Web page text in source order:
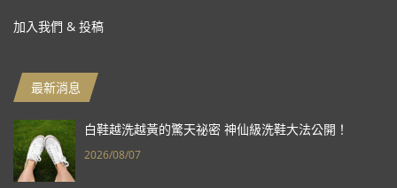
加入我們 & 投稿
最新消息
白鞋越洗越黃的驚天祕密 神仙級洗鞋大法公開！
2026/08/07